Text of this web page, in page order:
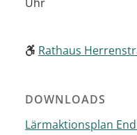
Rathaus
DOWNLOADS
Lärmaktionsplan